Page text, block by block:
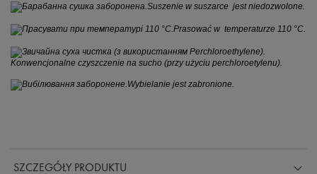
Suszenie w suszarce jest niedozwolone.
Prasować w temperaturze 110 °C.
Konwencjonalne czyszczenie na sucho (przy użyciu perchloroetylenu).
Wybielanie jest zabronione.
SZCZEGÓŁY PRODUKTU